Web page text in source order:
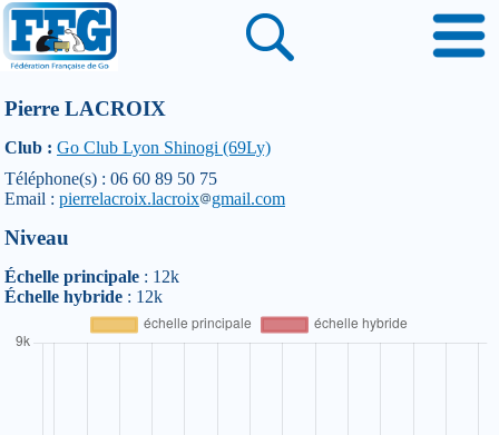
Pierre LACROIX
Club : Go Club Lyon Shinogi (69Ly)
Téléphone(s) : 06 60 89 50 75
Email : pierrelacroix.lacroix gmail.com
Niveau
Échelle principale : 12k
Échelle hybride : 12k